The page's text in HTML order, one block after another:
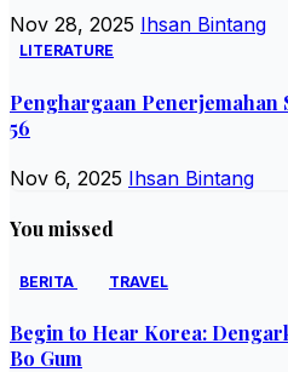
Nov 28, 2025 Ihsan Bintang
LITERATURE
Penghargaan
56
Nov 6, 2025 Ihsan Bintang
You missed
BERITA TRAVEL
Begin to Hear Korea:
Bo Gum